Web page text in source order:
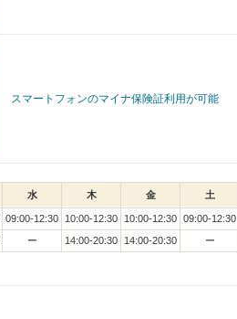
スマートフォンのマイナ保険証利用が可能
水 木 金 土
09:00-12:30 10:00-12:30 10:00-12:30 09:00-12:30
ー 14:00-20:30 14:00-20:30 ー